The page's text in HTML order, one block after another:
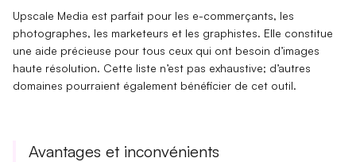
Upscale Media est parfait pour les e-commerçants, les
photographes, les marketeurs et les graphistes. Elle constitue
une aide précieuse pour tous ceux qui ont besoin d’images
haute résolution. Cette liste n’est pas exhaustive; d’autres
domaines pourraient également bénéficier de cet outil.
Avantages et inconvénients